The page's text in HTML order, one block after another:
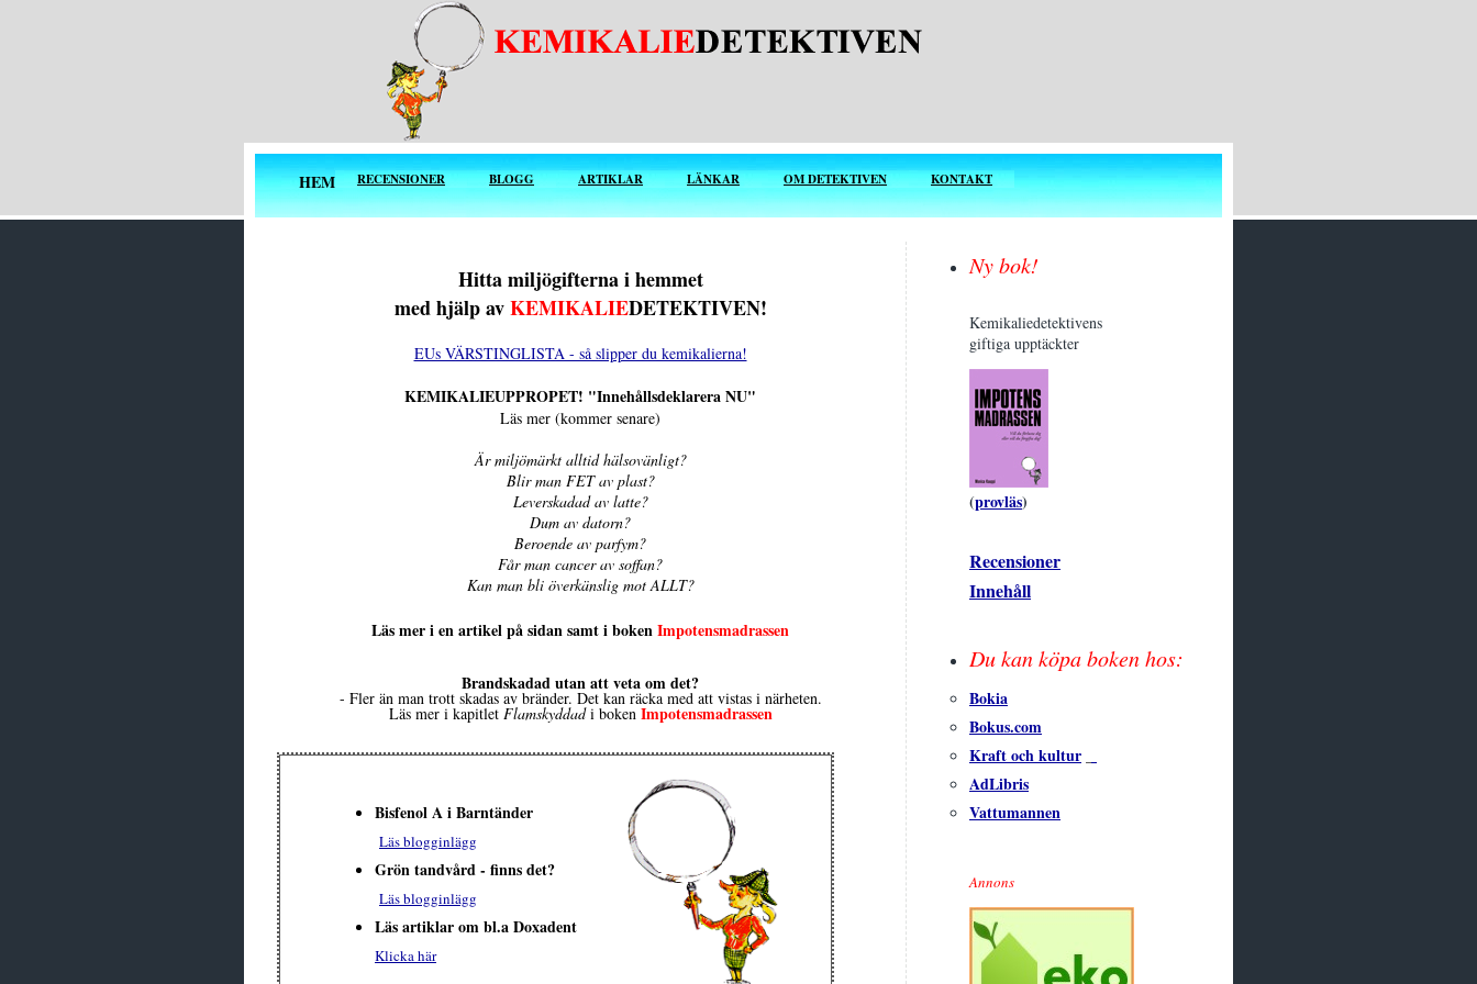
HEM RECENSIONER BLOGG ARTIKLAR LÄNKAR OM DETEKTIVEN KONTAKT
Hitta miljögifterna i hemmet
med hjälp avKEMIKALIEDETEKTIVEN!
EUs VÄRSTINGLISTA - så slipper du kemikalierna!
KEMIKALIEUPPROPET! "Innehållsdeklarera NU"
Läs mer (kommer senare)
Är miljömärkt alltid hälsovänligt?
Blir man FET av plast?
Leverskadad av latte?
Dum av datorn?
Beroende av parfym?
Får man cancer av soffan?
Kan man bli överkänslig mot ALLT?
Läs mer i en artikel på sidan samt i bokenImpotensmadrassen
Brandskadad utan att veta om det?
- Fler än man trott skadas av bränder. Det kan räcka med att vistas i närheten.
Läs mer i kapitlet Flamskyddadi boken Impotensmadrassen
Bisfenol A i Barntänder
Läs blogginlägg
Grön tandvård - finns det?
Läs blogginlägg
Läs artiklar om bl.a Doxadent
Klicka här
Ny bok!
Kemikaliedetektivens
giftiga upptäckter
(provläs)
Recensioner
Innehåll
Du kan köpa boken hos:
Bokia
Bokus.com
Kraft och kultur
AdLibris
Vattumannen
Annons